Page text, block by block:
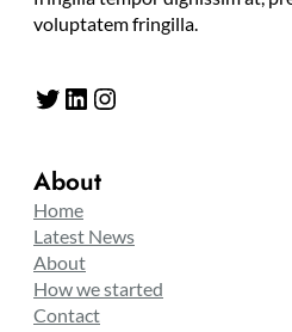
voluptatem fringilla.
Twitter LinkedIn Instagram
About
Home
Latest News
About
How we started
Contact